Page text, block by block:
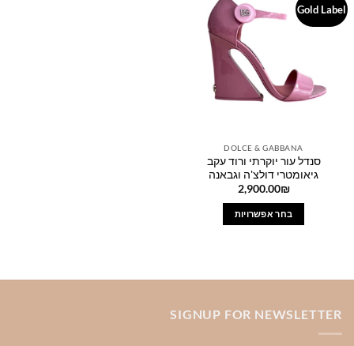
Gold Label
wishlist
DOLCE & GABBANA
סנדל עור יוקרתי ורוד עקב
גיאומטרי דולצ'ה וגבאנה
2,900.00₪
בחר אפשרויות
מספר
ניתן
SIGNUP FOR NEWSLETTER